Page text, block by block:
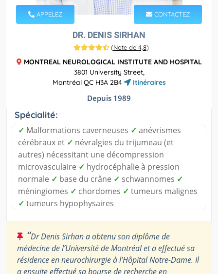
APPELEZ CONTACTEZ
DR. DENIS SIRHAN
(Note de 4,8)
MONTREAL NEUROLOGICAL INSTITUTE AND HOSPITAL
3801 University Street,
Montréal QC H3A 2B4
Itinéraires
Depuis 1989
Spécialité:
✓ Malformations caverneuses ✓ anévrismes
cérébraux et ✓ névralgies du trijumeau (et
autres) nécessitant une décompression
microvasculaire ✓ hydrocéphalie à pression
normale ✓ base du crâne ✓ schwannomes ✓
méningiomes ✓ chordomes ✓ tumeurs malignes
✓ tumeurs hypophysaires
“Dr Denis Sirhan a obtenu son diplôme de
médecine de l’Université de Montréal et a effectué sa
résidence en neurochirurgie à l’Hôpital Notre-Dame. Il
a ensuite effectué sa bourse de recherche en